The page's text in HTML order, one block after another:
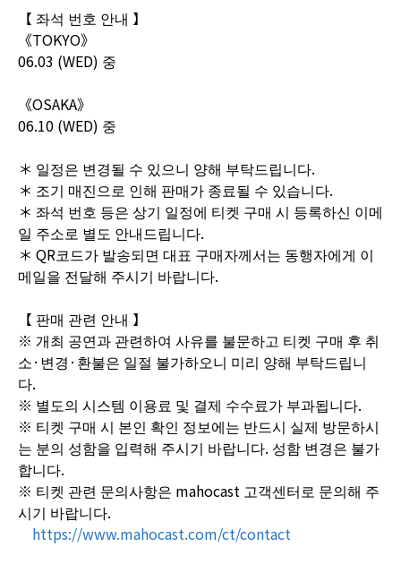
【 좌석 번호 안내 】
《TOKYO》
06.03 (WED) 중
《OSAKA》
06.10 (WED) 중
＊ 일정은 변경될 수 있으니 양해 부탁드립니다.
＊ 조기 매진으로 인해 판매가 종료될 수 있습니다.
＊ 좌석 번호 등은 상기 일정에 티켓 구매 시 등록하신 이메
일 주소로 별도 안내드립니다.
＊ QR코드가 발송되면 대표 구매자께서는 동행자에게 이
메일을 전달해 주시기 바랍니다.
【 판매 관련 안내 】
※ 개최 공연과 관련하여 사유를 불문하고 티켓 구매 후 취
소·변경·환불은 일절 불가하오니 미리 양해 부탁드립니
다.
※ 별도의 시스템 이용료 및 결제 수수료가 부과됩니다.
※ 티켓 구매 시 본인 확인 정보에는 반드시 실제 방문하시
는 분의 성함을 입력해 주시기 바랍니다. 성함 변경은 불가
합니다.
※ 티켓 관련 문의사항은 mahocast 고객센터로 문의해 주
시기 바랍니다.
https://www.mahocast.com/ct/contact